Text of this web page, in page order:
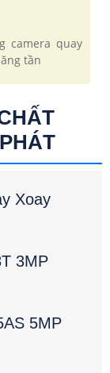
camera quay
tần
Xoay
3MP
5MP